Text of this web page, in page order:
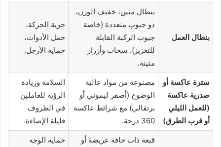
بنطال العمل
بنطال متين، خفيف الوزن،
ذو جيوب متعددة (خاصة
جيوب الركبة القابلة
للتعزيز). سحاب وأزرار
متينة.
حرية الحركة،
حمل الأدوات،
حماية الأرجل.
سترة عاكسة أو
صدرية عاكسة
(للعمل الليلي
أو قرب الطرق)
مصنوعة من مواد عالية
الوضوح (أصفر ليموني أو
برتقالي) مع شرائط عاكسة
360 درجة.
السلامة وزيادة
الرؤية للعاملين
في الظروف
قليلة الإضاءة.
قبعة ذات حافة عريضة أو
حماية الوجه